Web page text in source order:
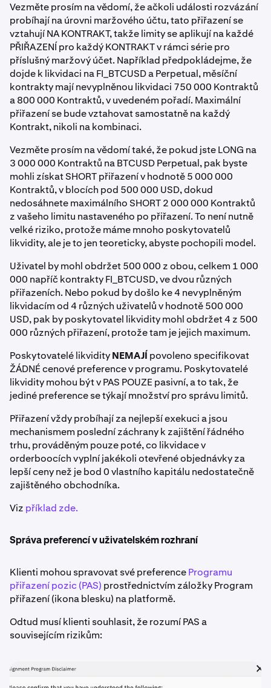
Vezměte prosím na vědomí, že ačkoli události rozvázání
probíhají na úrovni maržového účtu, tato přiřazení se
vztahují NA KONTRAKT, takže limity se aplikují na každé
PŘIŘAZENÍ pro každý KONTRAKT v rámci série pro
příslušný maržový účet. Například předpokládejme, že
dojde k likvidaci na FI_BTCUSD a Perpetual, měsíční
kontrakty mají nevyplněnou likvidaci 750 000 Kontraktů
a 800 000 Kontraktů, v uvedeném pořadí. Maximální
přiřazení se bude vztahovat samostatně na každý
Kontrakt, nikoli na kombinaci.
Vezměte prosím na vědomí také, že pokud jste LONG na
3 000 000 Kontraktů na BTCUSD Perpetual, pak byste
mohli získat SHORT přiřazení v hodnotě 5 000 000
Kontraktů, v blocích pod 500 000 USD, dokud
nedosáhnete maximálního SHORT 2 000 000 Kontraktů
z vašeho limitu nastaveného po přiřazení. To není nutně
velké riziko, protože máme mnoho poskytovatelů
likvidity, ale je to jen teoreticky, abyste pochopili model.
Uživatel by mohl obdržet 500 000 z obou, celkem 1 000
000 napříč kontrakty FI_BTCUSD, ve dvou různých
přiřazeních. Nebo pokud by došlo ke 4 nevyplněným
likvidacím od 4 různých uživatelů v hodnotě 500 000
USD, pak by poskytovatel likvidity mohl obdržet 4 z 500
000 různých přiřazení, protože tam je jejich maximum.
Poskytovatelé likvidityNEMAJÍ povoleno specifikovat
ŽÁDNÉ cenové preference v programu. Poskytovatelé
likvidity mohou být v PAS POUZE pasivní, a to tak, že
jediné preference se týkají množství pro správu limitů.
Přiřazení vždy probíhají za nejlepší exekuci a jsou
mechanismem poslední záchrany k zajištění řádného
trhu, prováděným pouze poté, co likvidace v
orderboocích vyplní jakékoli otevřené objednávky za
lepší ceny než je bod 0 vlastního kapitálu nedostatečně
zajištěného obchodníka.
Viz příklad zde.
Správa preferencí v uživatelském rozhraní
Klienti mohou spravovat své preferenceProgramu
přiřazení pozic (PAS) prostřednictvím záložky Program
přiřazení (ikona blesku) na platformě.
Odtud musí klienti souhlasit, že rozumí PAS a
souvisejícím rizikům: